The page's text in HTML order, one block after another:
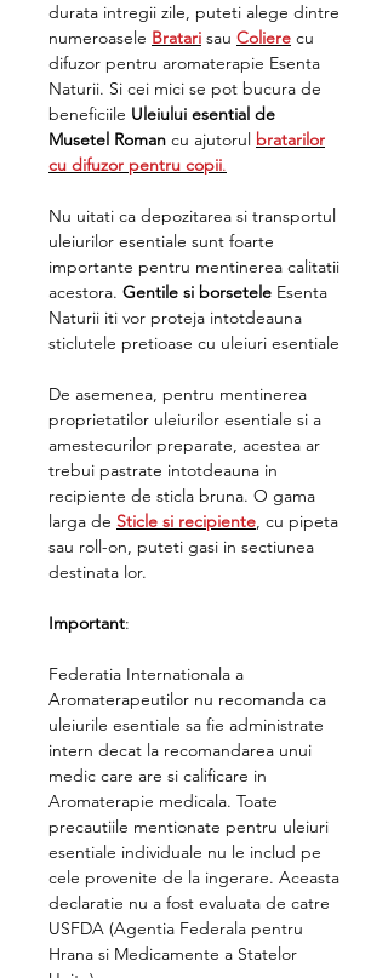
durata intregii zile, puteti alege dintre
numeroasele Bratari sau Coliere cu
difuzor pentru aromaterapie Esenta
Naturii. Si cei mici se pot bucura de
beneficiile Uleiului esential de
Musetel Roman cu ajutorul bratarilor
cu difuzor pentru copii.
Nu uitati ca depozitarea si transportul
uleiurilor esentiale sunt foarte
importante pentru mentinerea calitatii
acestora. Gentile si borsetele Esenta
Naturii iti vor proteja intotdeauna
sticlutele pretioase cu uleiuri esentiale
De asemenea, pentru mentinerea
proprietatilor uleiurilor esentiale si a
amestecurilor preparate, acestea ar
trebui pastrate intotdeauna in
recipiente de sticla bruna. O gama
larga de Sticle si recipiente, cu pipeta
sau roll-on, puteti gasi in sectiunea
destinata lor.
Important:
Federatia Internationala a
Aromaterapeutilor nu recomanda ca
uleiurile esentiale sa fie administrate
intern decat la recomandarea unui
medic care are si calificare in
Aromaterapie medicala. Toate
precautiile mentionate pentru uleiuri
esentiale individuale nu le includ pe
cele provenite de la ingerare. Aceasta
declaratie nu a fost evaluata de catre
USFDA (Agentia Federala pentru
Hrana si Medicamente a Statelor